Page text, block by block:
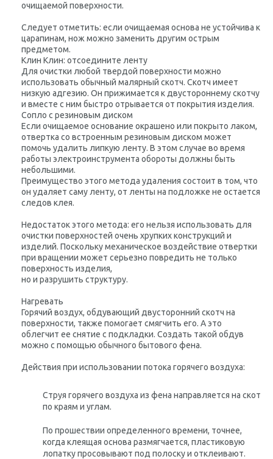
очищаемой поверхности.
Следует отметить: если очищаемая основа не устойчива к
царапинам, нож можно заменить другим острым
предметом.
Клин Клин: отсоедините ленту
Для очистки любой твердой поверхности можно
использовать обычный малярный скотч. Скотч имеет
низкую адгезию. Он прижимается к двустороннему скотчу
и вместе с ним быстро отрывается от покрытия изделия.
Сопло с резиновым диском
Если очищаемое основание окрашено или покрыто лаком,
отвертка со встроенным резиновым диском может
помочь удалить липкую ленту. В этом случае во время
работы электроинструмента обороты должны быть
небольшими.
Преимущество этого метода удаления состоит в том, что
он удаляет саму ленту, от ленты на подложке не остается
следов клея.
Недостаток этого метода: его нельзя использовать для
очистки поверхностей очень хрупких конструкций и
изделий. Поскольку механическое воздействие отвертки
при вращении может серьезно повредить не только
поверхность изделия,
но и разрушить структуру.
Нагревать
Горячий воздух, обдувающий двусторонний скотч на
поверхности, также помогает смягчить его. А это
облегчит ее снятие с подкладки. Создать такой обдув
можно с помощью обычного бытового фена.
Действия при использовании потока горячего воздуха:
Струя горячего воздуха из фена направляется на скот
по краям и углам.
По прошествии определенного времени, точнее,
когда клеящая основа размягчается, пластиковую
лопатку просовывают под полоску и отклеивают.